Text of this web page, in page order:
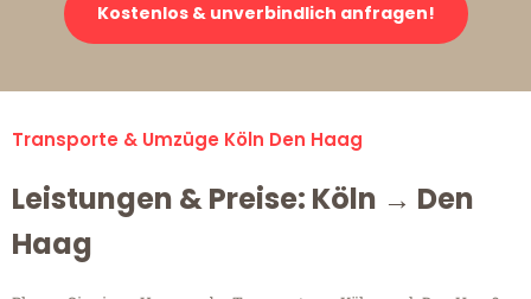
Kostenlos & unverbindlich anfragen!
Transporte & Umzüge Köln Den Haag
Leistungen & Preise: Köln → Den
Haag